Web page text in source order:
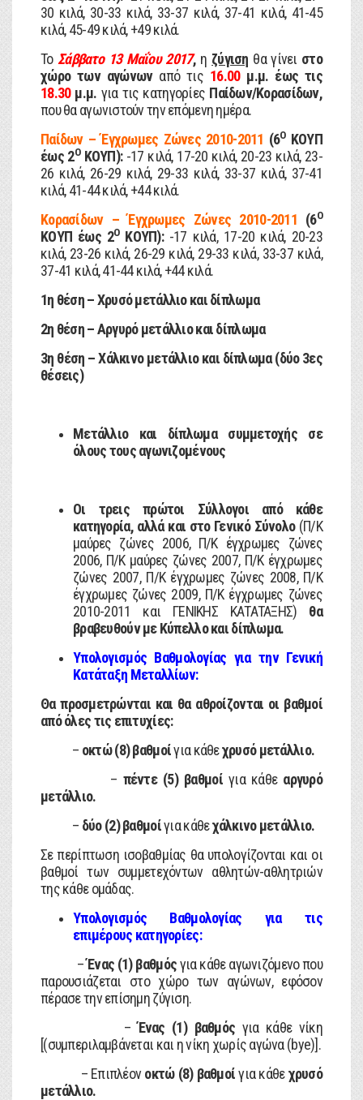
30 κιλά, 30-33 κιλά, 33-37 κιλά, 37-41 κιλά, 41-45
κιλά, 45-49 κιλά, +49 κιλά.
Το Σάββατο 13 Μαΐου 2017, η ζύγιση θα γίνει στο
χώρο των αγώνων από τις 16.00μ.μ. έως τις
18.30μ.μ. για τις κατηγορίες Παίδων/Κορασίδων,
που θα αγωνιστούν την επόμενη ημέρα.
Παίδων – Έγχρωμες Ζώνες 2010-2011 (6ΟΚΟΥΠ
έως 2ΟΚΟΥΠ):-17 κιλά, 17-20 κιλά, 20-23 κιλά, 23-
26 κιλά, 26-29 κιλά, 29-33 κιλά, 33-37 κιλά, 37-41
κιλά, 41-44 κιλά, +44 κιλά.
Κορασίδων – Έγχρωμες Ζώνες 2010-2011 (6Ο
ΚΟΥΠ έως 2ΟΚΟΥΠ):-17 κιλά, 17-20 κιλά, 20-23
κιλά, 23-26 κιλά, 26-29 κιλά, 29-33 κιλά, 33-37 κιλά,
37-41 κιλά, 41-44 κιλά, +44 κιλά.
1η θέση – Χρυσό μετάλλιο και δίπλωμα
2η θέση – Αργυρό μετάλλιο και δίπλωμα
3η θέση – Χάλκινο μετάλλιο και δίπλωμα (δύο 3ες
θέσεις)
Μετάλλιο και δίπλωμα συμμετοχής σε
όλους τους αγωνιζομένους
Οι τρεις πρώτοι Σύλλογοι από κάθε
κατηγορία, αλλά και στο Γενικό Σύνολο (Π/Κ
μαύρες ζώνες 2006, Π/Κ έγχρωμες ζώνες
2006, Π/Κ μαύρες ζώνες 2007, Π/Κ έγχρωμες
ζώνες 2007, Π/Κ έγχρωμες ζώνες 2008, Π/Κ
έγχρωμες ζώνες 2009, Π/Κ έγχρωμες ζώνες
2010-2011 και ΓΕΝΙΚΗΣ ΚΑΤΑΤΑΞΗΣ) θα
βραβευθούν με Κύπελλο και δίπλωμα.
Υπολογισμός Βαθμολογίας για την Γενική
Κατάταξη Μεταλλίων:
Θα προσμετρώνται και θα αθροίζονται οι βαθμοί
από όλες τις επιτυχίες:
– οκτώ (8) βαθμοίγια κάθεχρυσό μετάλλιο.
– πέντε (5) βαθμοίγια κάθε αργυρό
μετάλλιο.
– δύο (2) βαθμοίγια κάθεχάλκινο μετάλλιο.
Σε περίπτωση ισοβαθμίας θα υπολογίζονται και οι
βαθμοί των συμμετεχόντων αθλητών-αθλητριών
της κάθε ομάδας.
Υπολογισμός Βαθμολογίας για τις
επιμέρους κατηγορίες:
–Ένας (1) βαθμόςγια κάθε αγωνιζόμενο που
παρουσιάζεται στο χώρο των αγώνων, εφόσον
πέρασε την επίσημη ζύγιση.
–Ένας (1) βαθμός για κάθε νίκη
[(συμπεριλαμβάνεται και η νίκη χωρίς αγώνα (bye)].
– Επιπλέον οκτώ (8) βαθμοίγια κάθεχρυσό
μετάλλιο.